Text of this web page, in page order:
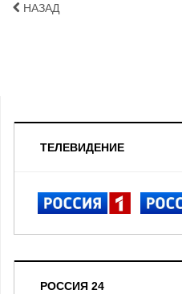
НАЗАД
ТЕЛЕВИДЕНИЕ
РОССИЯ 24